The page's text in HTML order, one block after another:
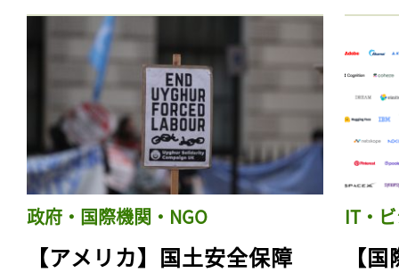
政府・国際機関・NGO
【アメリカ】国土安全保障
IT・
【